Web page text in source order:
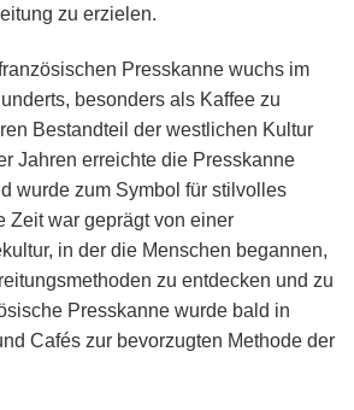
zu erzielen.
Presskanne wuchs im
besonders als Kaffee zu
Bestandteil der westlichen Kultur
Jahren erreichte die Presskanne
wurde zum Symbol für stilvolles
Zeit war geprägt von einer
in der die Menschen begannen,
zu entdecken und zu
Presskanne wurde bald in
Cafés zur bevorzugten Methode der